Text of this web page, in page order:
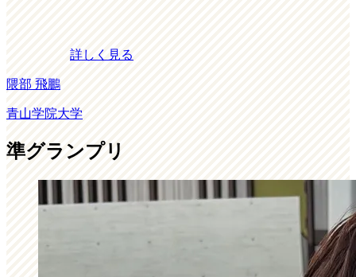
詳しく見る
隈部 飛鵬
青山学院大学
準グランプリ